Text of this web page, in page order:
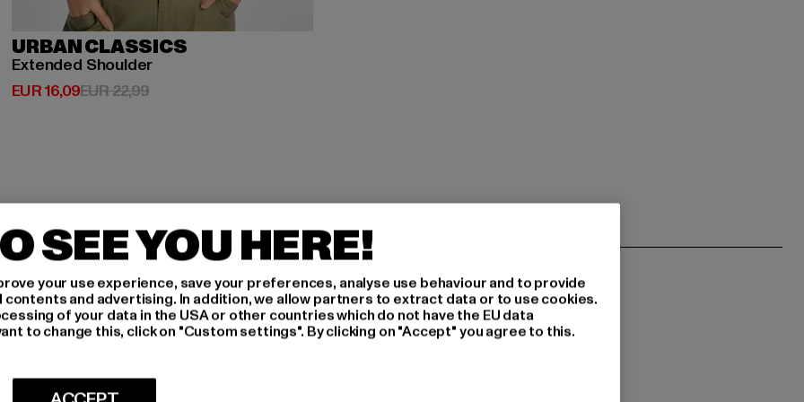
URBAN CLASSICS
Extended Shoulder
EUR 16,09
Derzeitiger Preis: EUR 16,09
EUR 22,99Aktionspreis: EUR 22,99
AN,
SEE YOU HERE!
your use experience, save your preferences, analyse use behaviour and to provide
and advertising. In addition, we allow partners to extract data or to use cookies.
of your data in the USA or other countries which do not have the EU data
to change this, click on "Custom settings". By clicking on "Accept" you agree to this.